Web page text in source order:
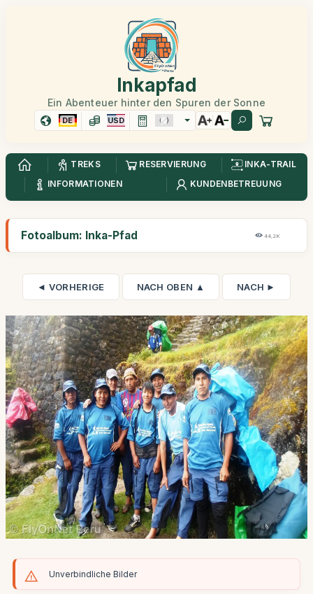
Inkapfad
Ein Abenteuer hinter den Spuren der Sonne
DE USD
TREKS RESERVIERUNG
INKA-TRAIL
INFORMATIONEN
KUNDENBETREUUNG
Fotoalbum: Inka-Pfad 44,2K
◄ VORHERIGE NACH OBEN ▲ NACH ►
Unverbindliche Bilder